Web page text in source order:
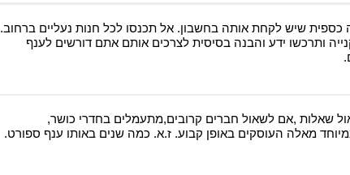
כספית שיש לקחת אותה בחשבון. אל תכנסו לכל חנות נעליים ברחוב.
ותרכשו ידע והבנה בסיסית לצרכים אותם אתם דורשים לענף
שאלות ,אם לשאול חברים קרובים,מתעמלים בחדרי כושר,
מאלה העוסקים באופן קבוע. ז.א. כמה שנים באותו ענף ספורט.